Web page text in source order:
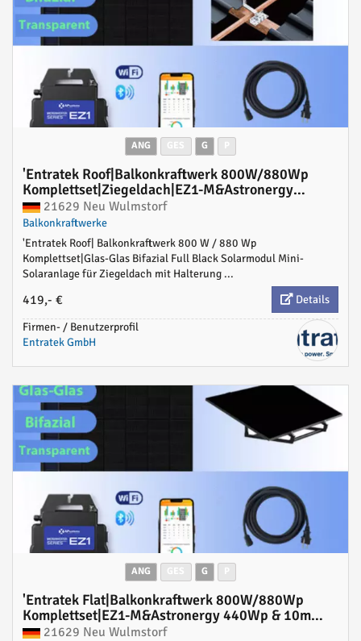
ANG G
'Entratek Roof|Balkonkraftwerk 800W/880Wp
Komplettset|Ziegeldach|EZ1-M&Astronergy
440W&5m Schukokabel'
21629 Neu Wulmstorf
Balkonkraftwerke
'Entratek Roof| Balkonkraftwerk 800 W / 880 Wp
Komplettset|Glas-Glas Bifazial Full Black Solarmodul Mini-
Solaranlage für Ziegeldach mit Halterung ...
419,- €
Details
Firmen- / Benutzerprofil
Entratek GmbH
ANG G
'Entratek Flat|Balkonkraftwerk 800W/880Wp
Komplettset|EZ1-M&Astronergy 440Wp & 10m
Schukokabel'
21629 Neu Wulmstorf